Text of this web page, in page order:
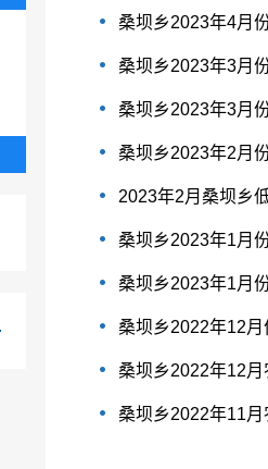
桑坝乡2023年4月
桑坝乡2023年3月
桑坝乡2023年3月
桑坝乡2023年2月
2023年2月桑坝乡
桑坝乡2023年1月
桑坝乡2023年1月
桑坝乡2022年12
桑坝乡2022年12
桑坝乡2022年11